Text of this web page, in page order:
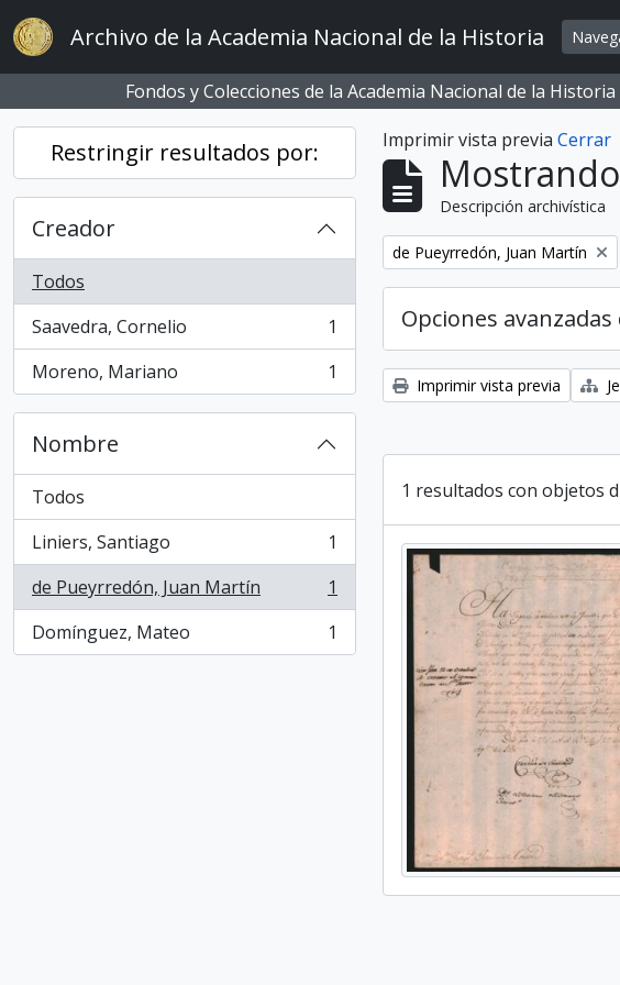
Skip to main content
Archivo de la Academia Nacional de la Historia
Fondos y Colecciones de la Academia Nacional de la Historia
Restringir resultados por:
Creador
Todos
Saavedra, Cornelio
, 1 resultados
1
Moreno, Mariano
, 1 resultados 1
Nombre
Todos
Liniers, Santiago
, 1 resultados
1
de Pueyrredón, Juan Martín
, 1 resultados
1
Domínguez, Mateo
, 1 resultados 1
Imprimir vista previa Cerrar
Descripción archivística
Remove filter:
de Pueyrredón, Juan Martín
Opciones
Imprimir vista previa
1 resultados con objetos